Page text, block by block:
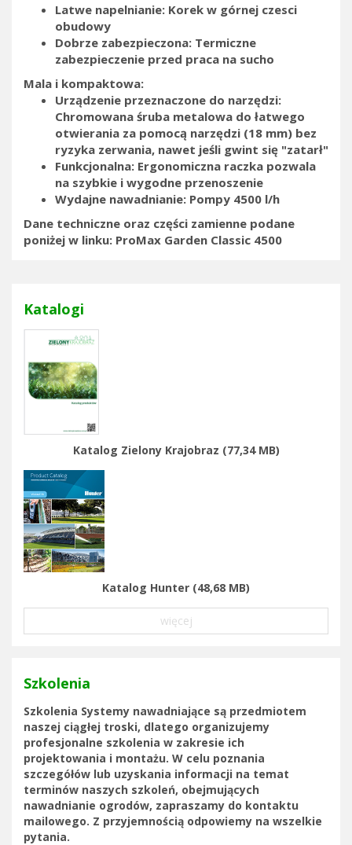
Latwe napelnianie: Korek w górnej czesci
obudowy
Dobrze zabezpieczona: Termiczne
zabezpieczenie przed praca na sucho
Mala i kompaktowa:
Urządzenie przeznaczone do narzędzi:
Chromowana śruba metalowa do łatwego
otwierania za pomocą narzędzi (18 mm) bez
ryzyka zerwania, nawet jeśli gwint się "zatarł"
Funkcjonalna: Ergonomiczna raczka pozwala
na szybkie i wygodne przenoszenie
Wydajne nawadnianie: Pompy 4500 l/h
Dane techniczne oraz części zamienne podane
poniżej w linku: ProMax Garden Classic 4500
Katalogi
Katalog Zielony Krajobraz (77,34 MB)
Katalog Hunter (48,68 MB)
więcej
Szkolenia
Szkolenia Systemy nawadniające są przedmiotem
naszej ciągłej troski, dlatego organizujemy
profesjonalne szkolenia w zakresie ich
projektowania i montażu. W celu poznania
szczegółów lub uzyskania informacji na temat
terminów naszych szkoleń, obejmujących
nawadnianie ogrodów, zapraszamy do kontaktu
mailowego. Z przyjemnością odpowiemy na wszelkie
pytania.